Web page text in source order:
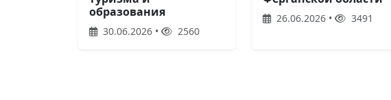
образования
30.06.2026 • 2560
26.06.2026 • 3491